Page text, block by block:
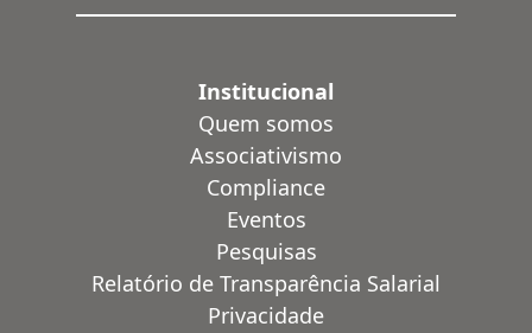
Institucional
Quem somos
Associativismo
Compliance
Eventos
Pesquisas
Relatório de Transparência Salarial
Privacidade